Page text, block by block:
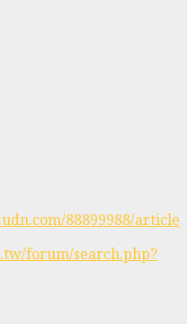
88899988/article
forum/search.php?